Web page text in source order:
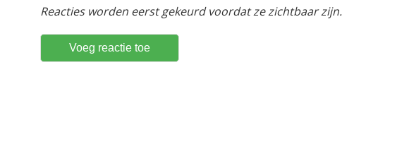
Reacties worden eerst gekeurd voordat ze zichtbaar zijn.